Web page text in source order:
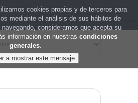
cookies propias y de terceros para
mediante el análisis de sus hábitos de
consideramos que acepta su
información en nuestras condiciones
generales.